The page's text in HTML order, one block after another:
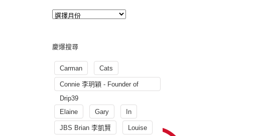
慶爆搜尋
Carman Cats
Connie 李玥穎 - Founder of
Drip39
Elaine
Gary In
JBS Brian 李凱賢 Louise